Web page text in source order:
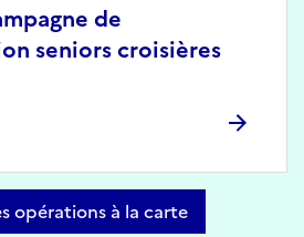
de
seniors croisières
opérations à la carte